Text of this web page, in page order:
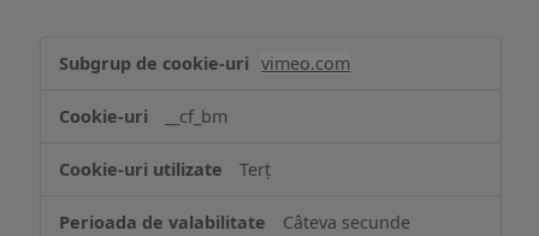
Asigurarea
funcționalităților
website-
ului
vimeo.com
__cf_bm
Terț
Câteva secunde